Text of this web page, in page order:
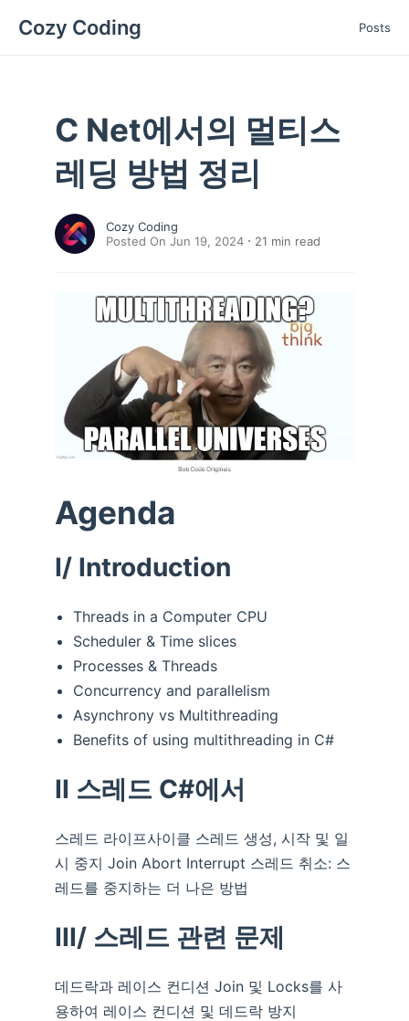
Cozy Coding Posts
C Net에서의 멀티스
레딩 방법 정리
Cozy Coding
Posted On Jun 19, 2024
21 min read
Agenda
I/ Introduction
Threads in a Computer CPU
Scheduler & Time slices
Processes & Threads
Concurrency and parallelism
Asynchrony vs Multithreading
Benefits of using multithreading in C#
II 스레드 C#에서
스레드 라이프사이클 스레드 생성, 시작 및 일
시 중지 Join Abort Interrupt 스레드 취소: 스
레드를 중지하는 더 나은 방법
III/ 스레드 관련 문제
데드락과 레이스 컨디션 Join 및 Locks를 사
용하여 레이스 컨디션 및 데드락 방지